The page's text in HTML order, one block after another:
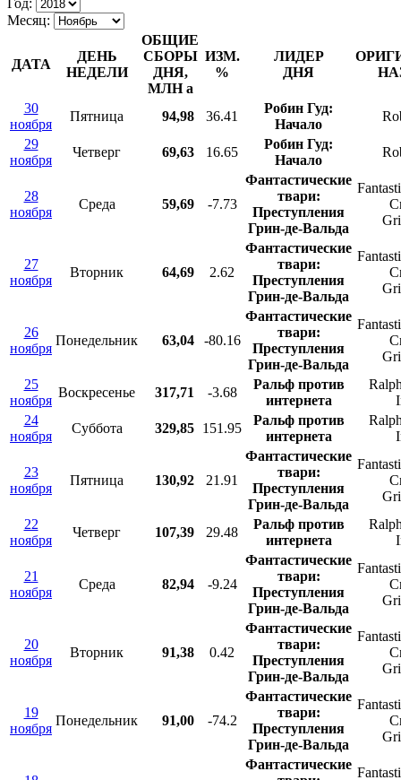
Год:
Месяц:
ДАТА
ДЕНЬ
НЕДЕЛИ
ОБЩИЕ
СБОРЫ
ДНЯ,
МЛНa
ИЗМ.
%
ЛИДЕР
ДНЯ
30
ноября
Пятница 94,98 36.41
Робин Гуд:
Начало
29
ноября
Четверг 69,63 16.65
Робин Гуд:
Начало
28
ноября
Среда 59,69 -7.73
Фантастические
твари:
Преступления
Грин-де-Вальда
27
ноября
Вторник 64,69 2.62
Фантастические
твари:
Преступления
Грин-де-Вальда
26
ноября
Понедельник 63,04 -80.16
Фантастические
твари:
Преступления
Грин-де-Вальда
25
ноября
Воскресенье 317,71 -3.68
Ральф против
интернета
24
ноября
Суббота 329,85 151.95
Ральф против
интернета
23
ноября
Пятница 130,92 21.91
Фантастические
твари:
Преступления
Грин-де-Вальда
22
ноября
Четверг 107,39 29.48
Ральф против
интернета
21
ноября
Среда 82,94 -9.24
Фантастические
твари:
Преступления
Грин-де-Вальда
20
ноября
Вторник 91,38 0.42
Фантастические
твари:
Преступления
Грин-де-Вальда
19
ноября
Понедельник 91,00 -74.2
Фантастические
твари:
Преступления
Грин-де-Вальда
Фантастические